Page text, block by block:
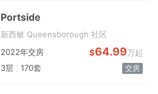
Portside
新西敏 Queensborough 社区
2022年交房
$64.99万起
3层
170套 交房